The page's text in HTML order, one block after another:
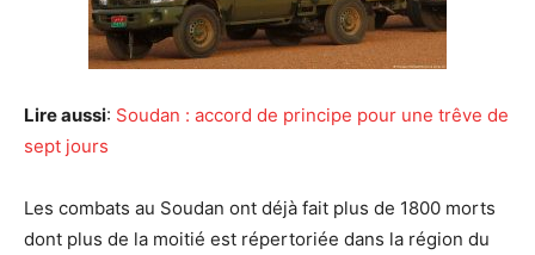
Lire aussi: Soudan : accord de principe pour une trêve de
sept jours
Les combats au Soudan ont déjà fait plus de 1800 morts
dont plus de la moitié est répertoriée dans la région du